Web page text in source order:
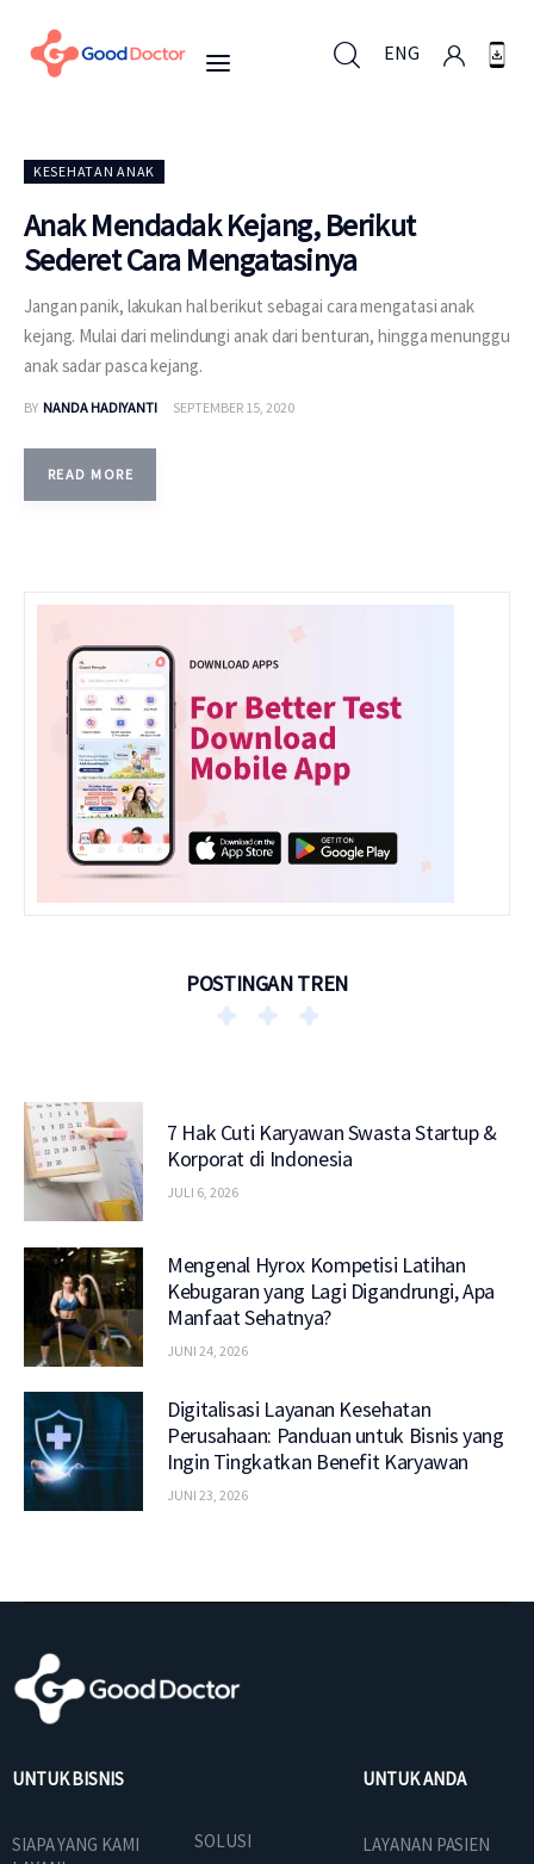
ENG
Untuk Bisnis
Untuk Anda
Berita
Layanan
KESEHATAN ANAK
Anak Mendadak Kejang, Berikut
Sederet Cara Mengatasinya
Jangan panik, lakukan hal berikut sebagai cara mengatasi anak
kejang. Mulai dari melindungi anak dari benturan, hingga menunggu
anak sadar pasca kejang.
BY NANDA HADIYANTI SEPTEMBER 15, 2020
READ MORE
POSTINGAN TREN
7 Hak Cuti Karyawan Swasta Startup &
Korporat di Indonesia
JULI 6, 2026
Mengenal Hyrox Kompetisi Latihan
Kebugaran yang Lagi Digandrungi, Apa
Manfaat Sehatnya?
JUNI 24, 2026
Digitalisasi Layanan Kesehatan
Perusahaan: Panduan untuk Bisnis yang
Ingin Tingkatkan Benefit Karyawan
JUNI 23, 2026
UNTUK BISNIS
SIAPA YANG KAMI
SOLUSI
UNTUK ANDA
LAYANAN PASIEN